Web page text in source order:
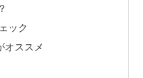
ック
オススメ